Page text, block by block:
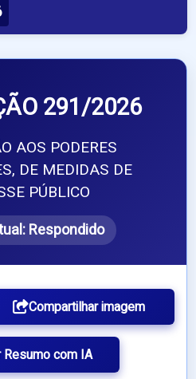
291/2026
AOS PODERES
DE MEDIDAS DE
PÚBLICO
Respondido
Compartilhar imagem
Resumo com IA